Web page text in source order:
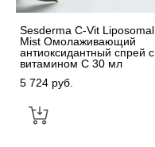
Sesderma C-Vit Liposomal
Mist Омолаживающий
антиоксидантный спрей с
витамином С 30 мл
5 724 pуб.